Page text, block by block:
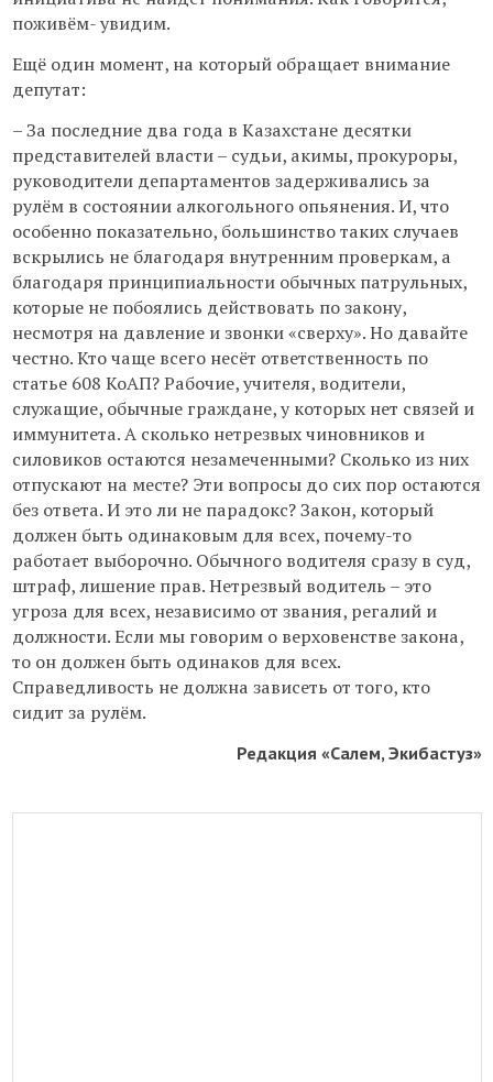
поживём- увидим.
Ещё один момент, на который обращает внимание
депутат:
– За последние два года в Казахстане десятки
представителей власти – судьи, акимы, прокуроры,
руководители департаментов задерживались за
рулём в состоянии алкогольного опьянения. И, что
особенно показательно, большинство таких случаев
вскрылись не благодаря внутренним проверкам, а
благодаря принципиальности обычных патрульных,
которые не побоялись действовать по закону,
несмотря на давление и звонки «сверху». Но давайте
честно. Кто чаще всего несёт ответственность по
статье 608 КоАП? Рабочие, учителя, водители,
служащие, обычные граждане, у которых нет связей и
иммунитета. А сколько нетрезвых чиновников и
силовиков остаются незамеченными? Сколько из них
отпускают на месте? Эти вопросы до сих пор остаются
без ответа. И это ли не парадокс? Закон, который
должен быть одинаковым для всех, почему-то
работает выборочно. Обычного водителя сразу в суд,
штраф, лишение прав. Нетрезвый водитель – это
угроза для всех, независимо от звания, регалий и
должности. Если мы говорим о верховенстве закона,
то он должен быть одинаков для всех.
Справедливость не должна зависеть от того, кто
сидит за рулём.
Редакция «Салем, Экибастуз»